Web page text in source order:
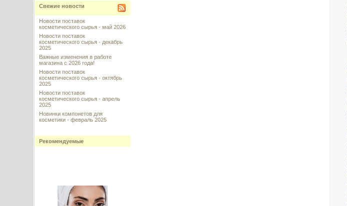
Свежие новости
Новости поставок
косметического сырья - май 2026
Новости поставок
косметического сырья - декабрь
2025
Важные изменения в работе
магазина с 2026 года!
Новости поставок
косметического сырья - октябрь
2025
Новости поставок
косметического сырья - апрель
2025
Новинки компонетов для
косметики - февраль 2025
Рекомендуемые